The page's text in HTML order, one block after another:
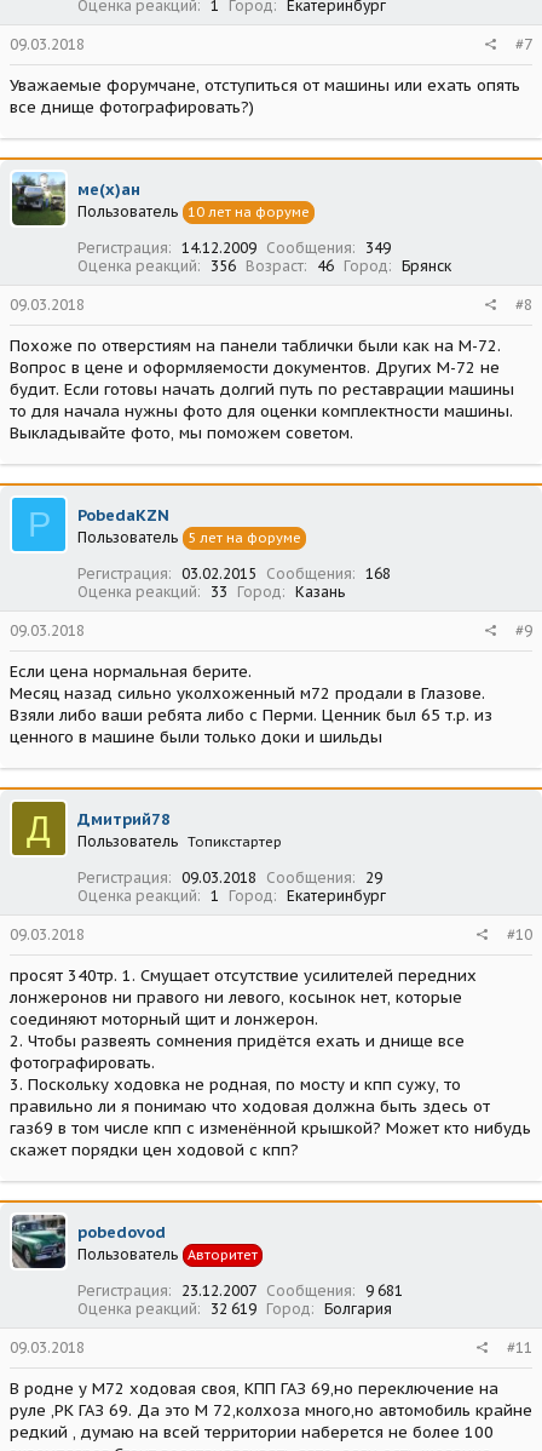
Оценка реакций 1 Город Екатеринбург
09.03.2018 #7
Уважаемые форумчане, отступиться от машины или ехать опять
все днище фотографировать?)
ме(х)ан
Пользователь 10 лет на форуме
Регистрация 14.12.2009 Сообщения
349
Оценка реакций
356 Возраст 46 Город Брянск
09.03.2018 #8
Похоже по отверстиям на панели таблички были как на М-72.
Вопрос в цене и оформляемости документов. Других М-72 не
будит. Если готовы начать долгий путь по реставрации машины
то для начала нужны фото для оценки комплектности машины.
Выкладывайте фото, мы поможем советом.
P PobedaKZN
Пользователь 5 лет на форуме
Регистрация 03.02.2015 Сообщения
168
Оценка реакций
33 Город Казань
09.03.2018 #9
Если цена нормальная берите.
Месяц назад сильно уколхоженный м72 продали в Глазове.
Взяли либо ваши ребята либо с Перми. Ценник был 65 т.р. из
ценного в машине были только доки и шильды
Д Дмитрий78
Пользователь Топикстартер
Регистрация 09.03.2018 Сообщения
29
Оценка реакций
1 Город Екатеринбург
09.03.2018 #10
просят 340тр. 1. Смущает отсутствие усилителей передних
лонжеронов ни правого ни левого, косынок нет, которые
соединяют моторный щит и лонжерон.
2. Чтобы развеять сомнения придётся ехать и днище все
фотографировать.
3. Поскольку ходовка не родная, по мосту и кпп сужу, то
правильно ли я понимаю что ходовая должна быть здесь от
газ69 в том числе кпп с изменённой крышкой? Может кто нибудь
скажет порядки цен ходовой с кпп?
pobedovod
Пользователь Авторитет
Регистрация 23.12.2007 Сообщения
9 681
Оценка реакций
32 619 Город Болгария
09.03.2018 #11
В родне у М72 ходовая своя, КПП ГАЗ 69,но переключение на
руле ,РК ГАЗ 69. Да это М 72,колхоза много,но автомобиль крайне
редкий , думаю на всей территории наберется не более 100